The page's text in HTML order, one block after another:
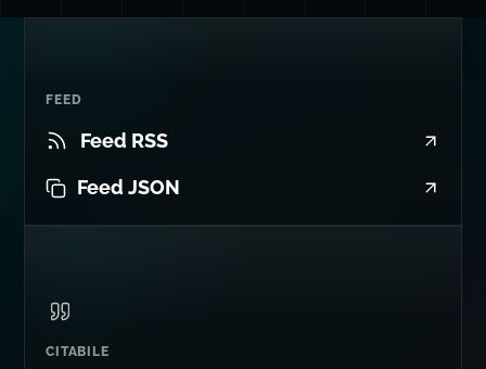
FEED
Feed RSS
Feed JSON
CITABILE